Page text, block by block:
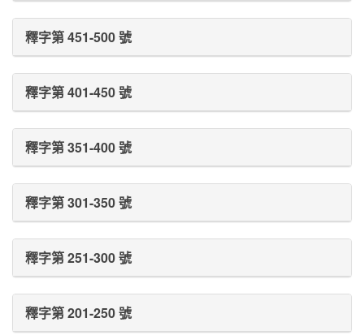
釋字第 451-500 號
釋字第 401-450 號
釋字第 351-400 號
釋字第 301-350 號
釋字第 251-300 號
釋字第 201-250 號